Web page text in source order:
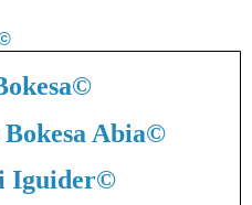
©
Abia©
Iguider©